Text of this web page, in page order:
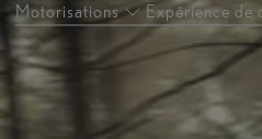
Motorisations Expérience de